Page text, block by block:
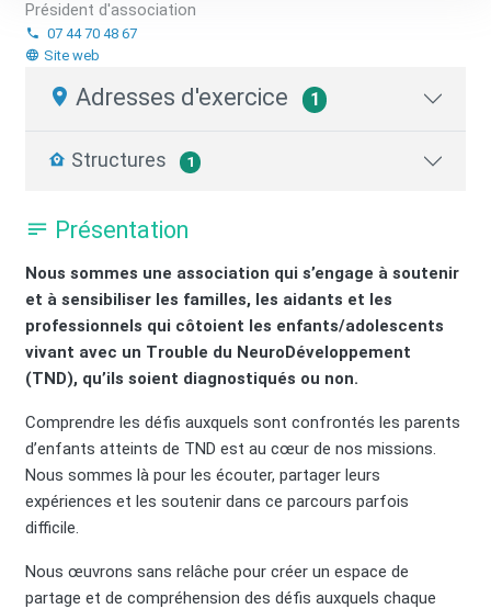
Président d'association
07 44 70 48 67
Site web
Adresses d'exercice 1
Structures 1
Présentation
Nous sommes une association qui s’engage à soutenir
et à sensibiliser les familles, les aidants et les
professionnels qui côtoient les enfants/adolescents
vivant avec un Trouble du NeuroDéveloppement
(TND), qu’ils soient diagnostiqués ou non.
Comprendre les défis auxquels sont confrontés les parents
d’enfants atteints de TND est au cœur de nos missions.
Nous sommes là pour les écouter, partager leurs
expériences et les soutenir dans ce parcours parfois
difficile.
Nous œuvrons sans relâche pour créer un espace de
partage et de compréhension des défis auxquels chaque